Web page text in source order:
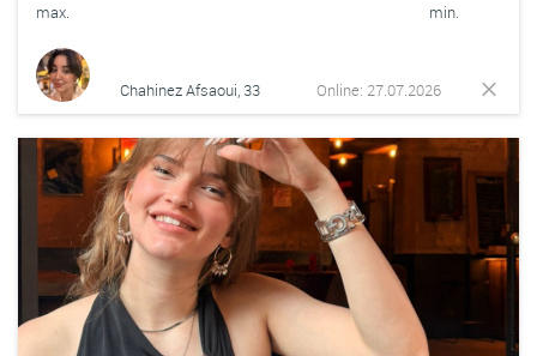
max. min.
Chahinez Afsaoui, 33 Online: 27.07.2026